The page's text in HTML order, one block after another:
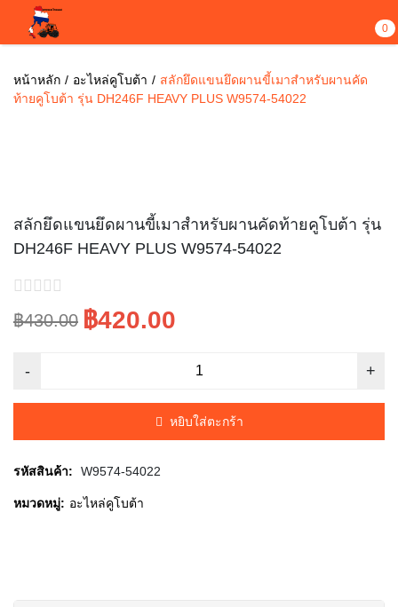
0
หน้าหลัก อะไหล่คูโบต้า
สลักยึดแขนยึดผานขี้เมาสำหรับผานคัด
ท้ายคูโบต้า รุ่น DH246F HEAVY PLUS W9574-54022
สลักยึดแขนยึดผานขี้เมาสำหรับผานคัดท้ายคูโบต้า รุ่น
DH246F HEAVY PLUS W9574-54022
฿430.00
Original
price
was:
฿430.00.
฿420.00
Current
price
is:
฿420.00.
หยิบใส่ตะกร้า
รหัสสินค้า: W9574-54022
หมวดหมู่: อะไหล่คูโบต้า